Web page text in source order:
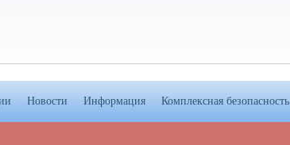
Новости Информация Комплексная безопасность